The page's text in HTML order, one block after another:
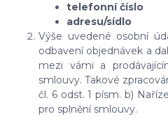
telefonní číslo
adresu/sídlo
Výše uvedené osobní
odbavení objednávek a
mezi vámi a
smlouvy. Takové
čl. 6 odst. 1 písm. b)
pro splnění smlouvy.